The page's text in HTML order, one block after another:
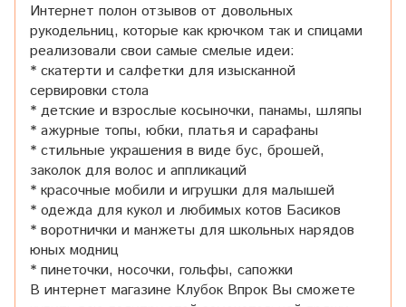
Интернет полон отзывов от довольных
рукодельниц, которые как крючком так и спицами
реализовали свои самые смелые идеи:
* скатерти и салфетки для изысканной
сервировки стола
* детские и взрослые косыночки, панамы, шляпы
* ажурные топы, юбки, платья и сарафаны
* стильные украшения в виде бус, брошей,
заколок для волос и аппликаций
* красочные мобили и игрушки для малышей
* одежда для кукол и любимых котов Басиков
* воротнички и манжеты для школьных нарядов
юных модниц
* пинеточки, носочки, гольфы, сапожки
В интернет магазине Клубок Впрок Вы сможете